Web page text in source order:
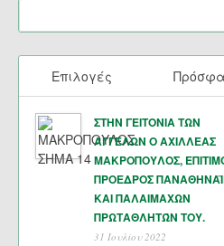
Επιλογές
ΣΤΗΝ ΓΕΙΤΟΝΙΑ ΤΩΝ
ΑΓΓΕΛΩΝ Ο ΑΧΙΛΛΕΑΣ
ΜΑΚΡΟΠΟΥΛΟΣ,
ΠΡΟΕΔΡΟΣ
ΚΑΙ ΠΑΛΑΙΜΑΧΩΝ
ΠΡΩΤΑΘΛΗΤΏΝ ΤΟΥ.
31 Ιουλίου 2022